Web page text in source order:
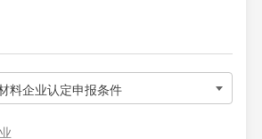
料企业认定申报条件